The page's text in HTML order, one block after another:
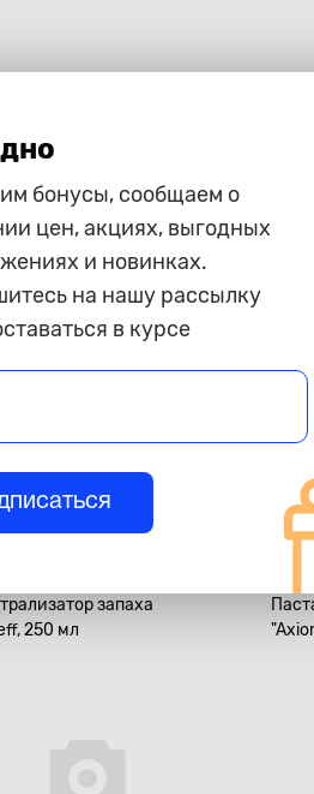
запаха
250 мл
бонусы, сообщаем о
цен, акциях, выгодных
и новинках.
на нашу рассылку
в курсе